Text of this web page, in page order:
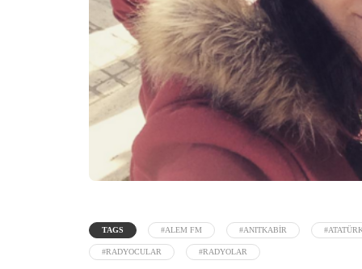
TAGS #ALEM FM #ANITKABIR
#RADYOCULAR #RADYOLAR